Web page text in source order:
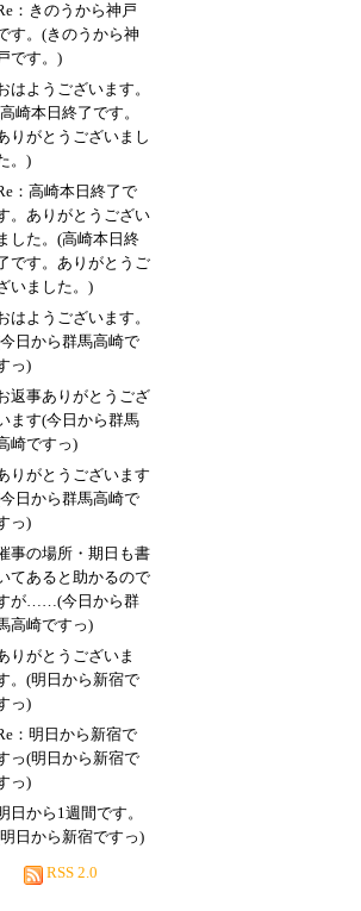
：きのうから神戸
す。(きのうから神
です。)
はようございます。
崎本日終了です。
りがとうございまし
。)
：高崎本日終了で
。ありがとうござい
した。(高崎本日終
です。ありがとうご
いました。)
はようございます。
日から群馬高崎で
っ)
返事ありがとうござ
ます(今日から群馬
崎ですっ)
りがとうございます
日から群馬高崎で
っ)
事の場所・期日も書
てあると助かるので
が……(今日から群
高崎ですっ)
りがとうございま
。(明日から新宿で
っ)
：明日から新宿で
っ(明日から新宿で
っ)
日から1週間です。
日から新宿ですっ)
RSS 2.0